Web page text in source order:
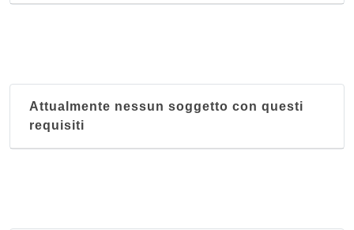
Attualmente nessun soggetto con questi
requisiti